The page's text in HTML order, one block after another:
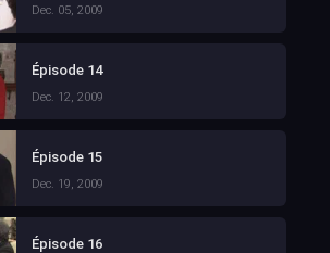
Dec. 05, 2009
Épisode 14
Dec. 12, 2009
Épisode 15
Dec. 19, 2009
Épisode 16